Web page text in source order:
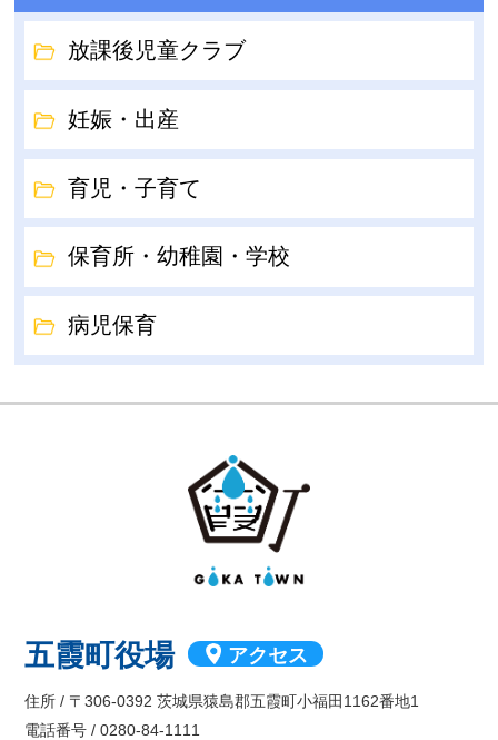
放課後児童クラブ
妊娠・出産
育児・子育て
保育所・幼稚園・学校
病児保育
五霞町役場 アクセス
住所 / 〒306-0392 茨城県猿島郡五霞町小福田1162番地1
電話番号 / 0280-84-1111